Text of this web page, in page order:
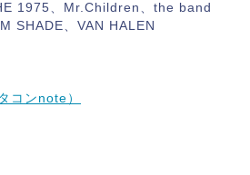
1975、Mr.Children、the band
SHADE、VAN HALEN
コンnote）